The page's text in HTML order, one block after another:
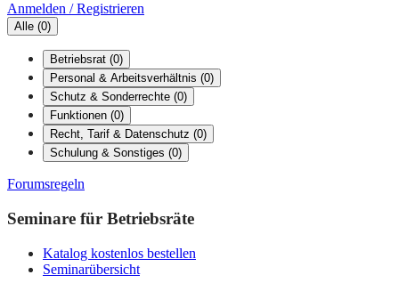
Anmelden / Registrieren
Alle (0)
Betriebsrat (0)
Personal & Arbeitsverhältnis (0)
Schutz & Sonderrechte (0)
Funktionen (0)
Recht, Tarif & Datenschutz (0)
Schulung & Sonstiges (0)
Forumsregeln
Seminare für Betriebsräte
Katalog kostenlos bestellen
Seminarübersicht